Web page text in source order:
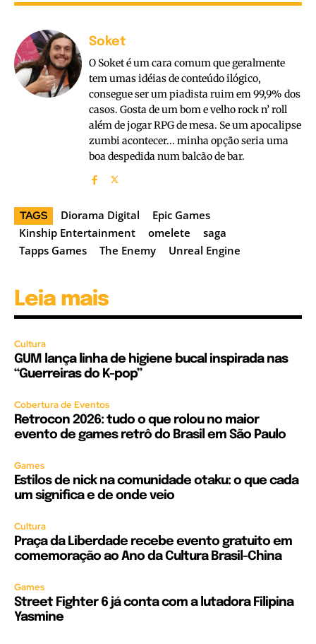
Soket
O Soket é um cara comum que geralmente
tem umas idéias de conteúdo ilógico,
consegue ser um piadista ruim em 99,9% dos
casos. Gosta de um bom e velho rock n’ roll
além de jogar RPG de mesa. Se um apocalipse
zumbi acontecer... minha opção seria uma
boa despedida num balcão de bar.
TAGS Diorama Digital
Epic Games
Kinship Entertainment
omelete
saga
Tapps Games
The Enemy Unreal Engine
Leia mais
Cultura
GUM lança linha de higiene bucal inspirada nas
“Guerreiras do K-pop”
Cobertura de Eventos
Retrocon 2026: tudo o que rolou no maior
evento de games retrô do Brasil em São Paulo
Games
Estilos de nick na comunidade otaku: o que cada
um significa e de onde veio
Cultura
Praça da Liberdade recebe evento gratuito em
comemoração ao Ano da Cultura Brasil-China
Games
Street Fighter 6 já conta com a lutadora Filipina
Yasmine